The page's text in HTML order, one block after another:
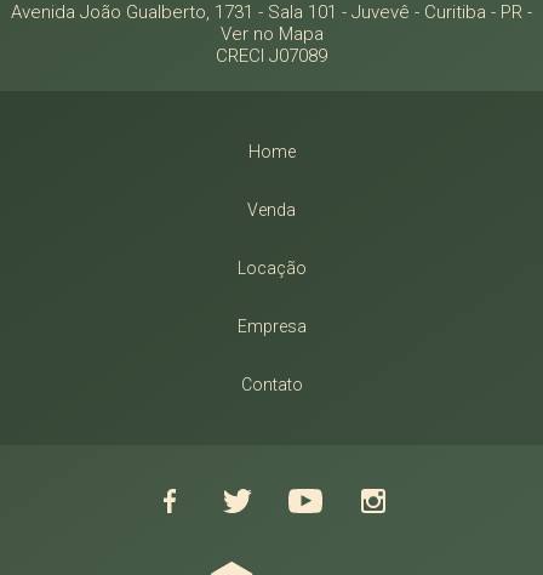
Avenida João Gualberto, 1731 - Sala 101 - Juvevê - Curitiba - PR -
Ver no Mapa
CRECI J07089
Home
Venda
Locação
Empresa
Contato